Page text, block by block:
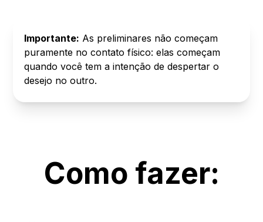
Importante: As preliminares não começam
puramente no contato físico: elas começam
quando você tem a intenção de despertar o
desejo no outro.
Como fazer: